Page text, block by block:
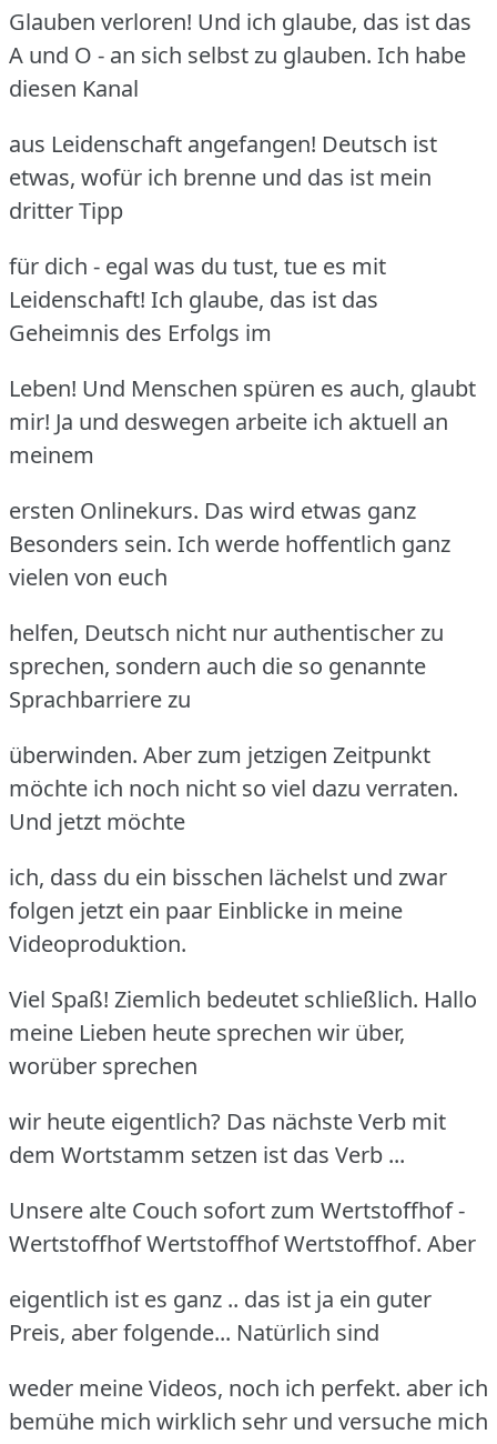
Glauben verloren! Und ich glaube, das ist das
A und O - an sich selbst zu glauben. Ich habe
diesen Kanal
aus Leidenschaft angefangen! Deutsch ist
etwas, wofür ich brenne und das ist mein
dritter Tipp
für dich - egal was du tust, tue es mit
Leidenschaft! Ich glaube, das ist das
Geheimnis des Erfolgs im
Leben! Und Menschen spüren es auch, glaubt
mir! Ja und deswegen arbeite ich aktuell an
meinem
ersten Onlinekurs. Das wird etwas ganz
Besonders sein. Ich werde hoffentlich ganz
vielen von euch
helfen, Deutsch nicht nur authentischer zu
sprechen, sondern auch die so genannte
Sprachbarriere zu
überwinden. Aber zum jetzigen Zeitpunkt
möchte ich noch nicht so viel dazu verraten.
Und jetzt möchte
ich, dass du ein bisschen lächelst und zwar
folgen jetzt ein paar Einblicke in meine
Videoproduktion.
Viel Spaß! Ziemlich bedeutet schließlich. Hallo
meine Lieben heute sprechen wir über,
worüber sprechen
wir heute eigentlich? Das nächste Verb mit
dem Wortstamm setzen ist das Verb ...
Unsere alte Couch sofort zum Wertstoffhof -
Wertstoffhof Wertstoffhof Wertstoffhof. Aber
eigentlich ist es ganz .. das ist ja ein guter
Preis, aber folgende... Natürlich sind
weder meine Videos, noch ich perfekt. aber ich
bemühe mich wirklich sehr und versuche mich